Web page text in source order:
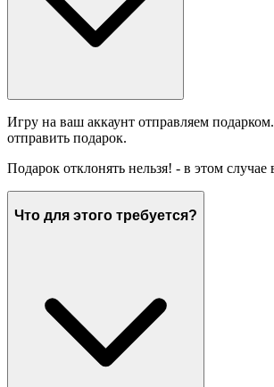
Игру на ваш аккаунт отправляем
отправить подарок.
Подарок отклонять нельзя! - в этом случае
Что для этого требуется?